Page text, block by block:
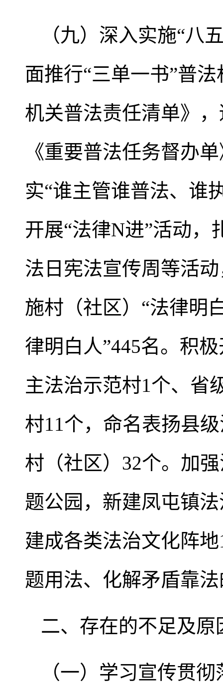
（九）深入实施“八
面推行“三单一书”普
机关普法责任清单》
《重要普法任务督办
实“谁主管谁普法、谁
开展“法律N进”活动，
法日宪法宣传周等活
施村（社区）“法律明
律明白人”445名。积
主法治示范村1个、省
村11个，命名表扬县
村（社区）32个。加
题公园，新建凤屯镇
建成各类法治文化阵
题用法、化解矛盾靠
二、存在的不足及原
（一）学习宣传贯